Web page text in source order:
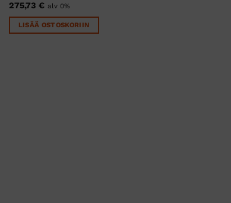
275,73 € alv 0%
LISÄÄ OSTOSKORIIN